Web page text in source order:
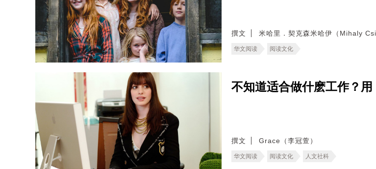
撰文 米哈里．契克森米哈伊（Mihaly
华文阅读 阅读文化
不知道适合做什麽工作？
撰文 Grace（李冠萱）
华文阅读 阅读文化 人文社科